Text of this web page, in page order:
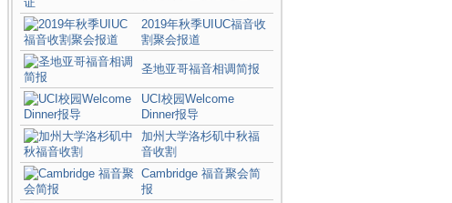
2019年秋季UIUC福音收
割聚会报道
圣地亚哥福音相调简报
UCI校园Welcome
Dinner报导
加州大学洛杉矶中秋福
音收割
Cambridge 福音聚会简
报